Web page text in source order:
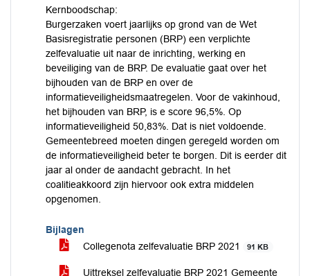
Kernboodschap:
Burgerzaken voert jaarlijks op grond van de Wet
Basisregistratie personen (BRP) een verplichte
zelfevaluatie uit naar de inrichting, werking en
beveiliging van de BRP. De evaluatie gaat over het
bijhouden van de BRP en over de
informatieveiligheidsmaatregelen. Voor de vakinhoud,
het bijhouden van BRP, is e score 96,5%. Op
informatieveiligheid 50,83%. Dat is niet voldoende.
Gemeentebreed moeten dingen geregeld worden om
de informatieveiligheid beter te borgen. Dit is eerder dit
jaar al onder de aandacht gebracht. In het
coalitieakkoord zijn hiervoor ook extra middelen
opgenomen.
Bijlagen
Collegenota zelfevaluatie BRP 2021
91 KB
Uittreksel zelfevaluatie BRP 2021 Gemeente